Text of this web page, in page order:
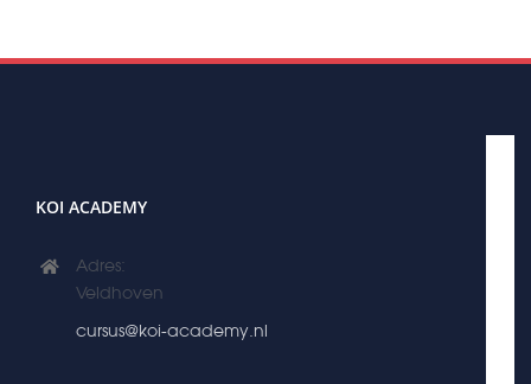
KOI ACADEMY
Adres:
Veldhoven
cursus@koi-academy.nl